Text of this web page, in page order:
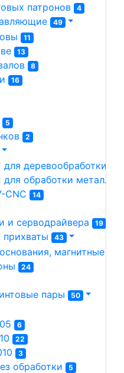
патронов 4
49
11
13
8
16
5
2
деревообработки
обработки
CNC
14
и серводрайвера 19
43
магнитные
24
пары 50
6
22
3
обработки 5